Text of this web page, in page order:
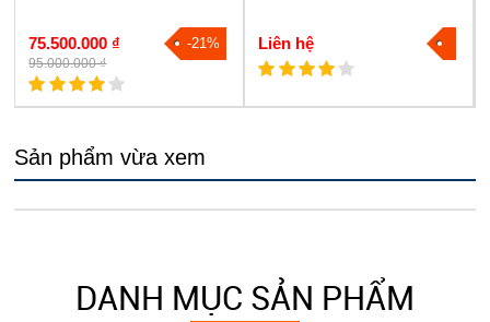
75.500.000 ₫
95.000.000 ₫
-21% Liên hệ
Sản phẩm vừa xem
DANH MỤC SẢN PHẨM